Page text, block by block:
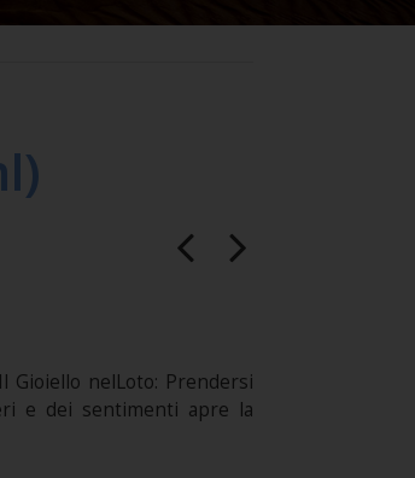
Gioiello nelLoto: Prendersi
e dei sentimenti apre la